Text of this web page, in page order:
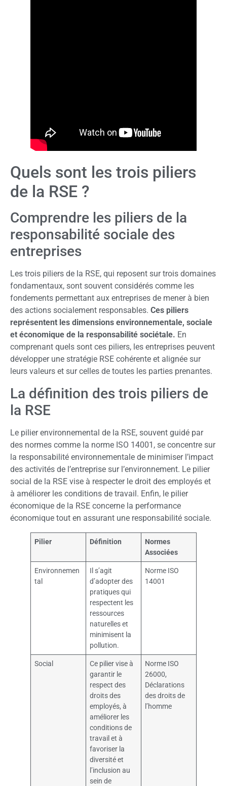
Quels sont les trois piliers
de la RSE ?
Comprendre les piliers de la
responsabilité sociale des
entreprises
Les trois piliers de la RSE, qui reposent sur trois domaines
fondamentaux, sont souvent considérés comme les
fondements permettant aux entreprises de mener à bien
des actions socialement responsables. Ces piliers
représentent les dimensions environnementale, sociale
et économique de la responsabilité sociétale. En
comprenant quels sont ces piliers, les entreprises peuvent
développer une stratégie RSE cohérente et alignée sur
leurs valeurs et sur celles de toutes les parties prenantes.
La définition des trois piliers de
la RSE
Le pilier environnemental de la RSE, souvent guidé par
des normes comme la norme ISO 14001, se concentre sur
la responsabilité environnementale de minimiser l’impact
des activités de l’entreprise sur l’environnement. Le pilier
social de la RSE vise à respecter le droit des employés et
à améliorer les conditions de travail. Enfin, le pilier
économique de la RSE concerne la performance
économique tout en assurant une responsabilité sociale.
Pilier Définition
Normes
Associées
Environnemen
tal
Il s’agit
d’adopter des
pratiques qui
respectent les
ressources
naturelles et
minimisent la
pollution.
Norme ISO
14001
Social
Ce pilier vise à
garantir le
respect des
droits des
employés, à
améliorer les
conditions de
travail et à
favoriser la
diversité et
l’inclusion au
sein de
Norme ISO
26000,
Déclarations
des droits de
l’homme